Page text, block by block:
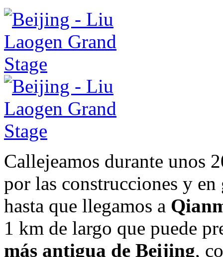
Callejeamos durante unos
por las construcciones y
hasta que llegamos a
1 km de largo que puede
más antigua de Beijing,